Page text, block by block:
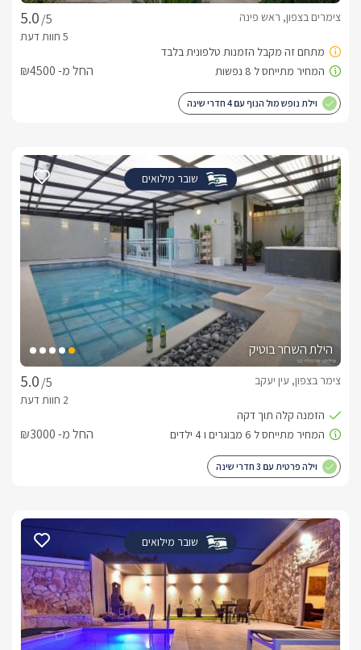
/5
צימרים בצפון, ראש פינה
החל מ- ₪4500
וילת נופש מול הנוף עם 4 חדרי שינה
שובר מילואים
הילת השחר בוטיק
/5
צימר בצפון, עין יעקב
החל מ- ₪3000
וילה פרטית עם 3 חדרי שינה
שובר מילואים